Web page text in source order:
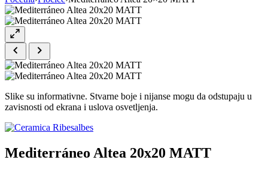
Slike su informativne. Stvarne boje i nijanse mogu da odstupaju u
zavisnosti od ekrana i uslova osvetljenja.
Mediterráneo Altea 20x20 MATT